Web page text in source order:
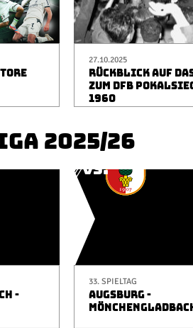
27.10.2025
RÜCKBLICK AUF
ZUM DFB
1960
2025/26
-
33. SPIELTAG
AUGSBURG -